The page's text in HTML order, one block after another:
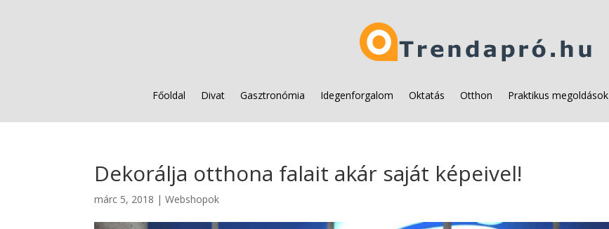
Főoldal Divat Gasztronómia Idegenforgalom Oktatás Otthon Praktikus megoldások
Dekorálja otthona falait akár saját képeivel!
márc 5, 2018 |Webshopok